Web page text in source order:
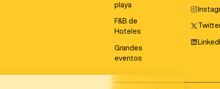
playa
F&B de
Hoteles
Grandes
eventos